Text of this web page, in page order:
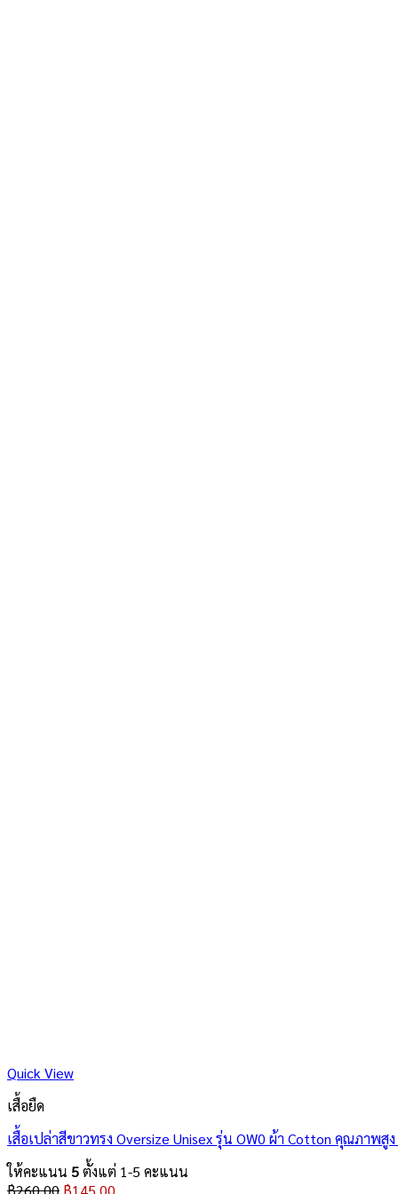
Quick View
เสื้อยืด
เสื้อเปล่าสีขาวทรง Oversize Unisex รุ่น OW0 ผ้า Cotton คุณภาพ
ให้คะแนน 5ตั้งแต่ 1-5 คะแนน
฿260.00 Original
฿145.00